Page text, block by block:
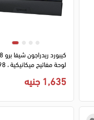
لوحة مفاتيح
3 أوضاع اتصال، مسند
أسود، K515RGB-PRO
1,635 جنيه